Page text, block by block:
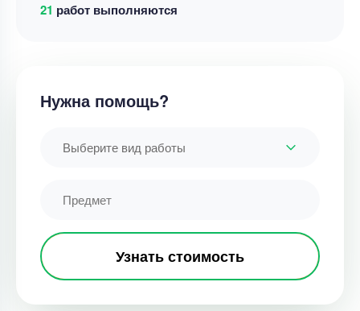
21 работ выполняются
Нужна помощь?
Выберите вид работы
Узнать стоимость